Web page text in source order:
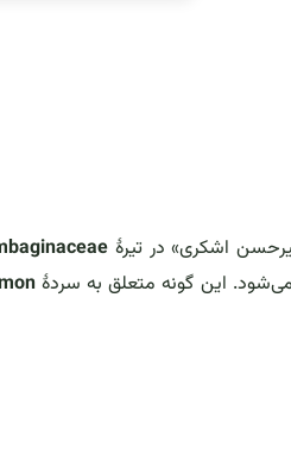
اشکری» در تیرهٔ
این گونه متعلق به سردهٔ